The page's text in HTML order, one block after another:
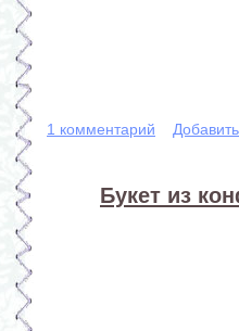
1 комментарий
Букет из